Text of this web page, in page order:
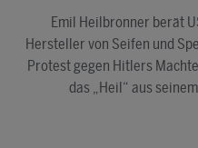
Emil Heilbronner berät
Hersteller von Seifen und
Protest gegen Hitlers
das „Heil“ aus